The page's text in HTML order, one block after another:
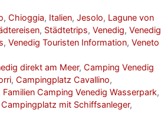
, Chioggia, Italien,Jesolo, Lagune von
, Städtetrips, Venedig, Venedig
, Venedig Touristen Information, Veneto
direkt am Meer, Camping Venedig
, Campingplatz Cavallino,
Familien Camping Venedig Wasserpark,
mit Schiffsanleger,